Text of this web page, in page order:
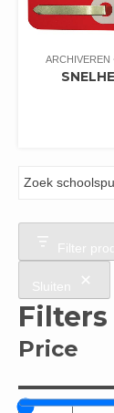
ARCHIVEREN
Filter
Sluiten
Filters
Price